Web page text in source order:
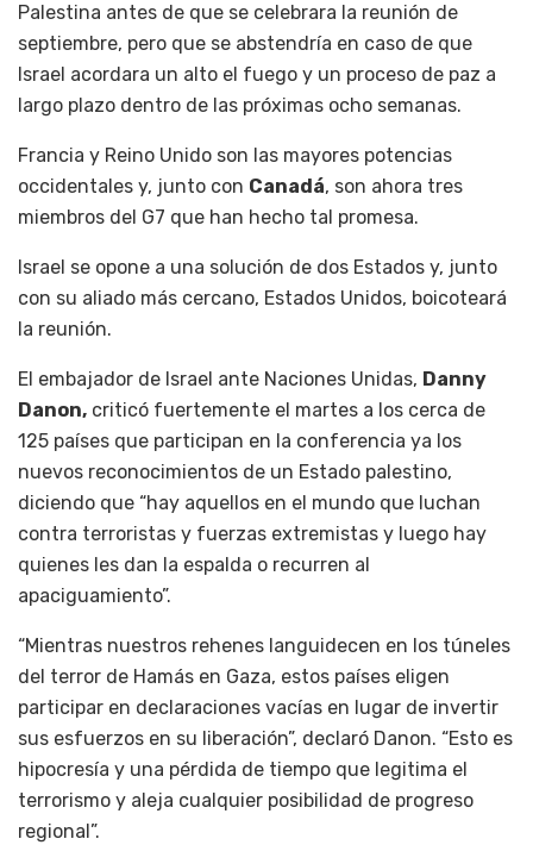
Palestina antes de que se celebrara la reunión de
septiembre, pero que se abstendría en caso de que
Israel acordara un alto el fuego y un proceso de paz a
largo plazo dentro de las próximas ocho semanas.
Francia y Reino Unido son las mayores potencias
occidentales y, junto con Canadá, son ahora tres
miembros del G7 que han hecho tal promesa.
Israel se opone a una solución de dos Estados y, junto
con su aliado más cercano, Estados Unidos, boicoteará
la reunión.
El embajador de Israel ante Naciones Unidas, Danny
Danon, criticó fuertemente el martes a los cerca de
125 países que participan en la conferencia ya los
nuevos reconocimientos de un Estado palestino,
diciendo que “hay aquellos en el mundo que luchan
contra terroristas y fuerzas extremistas y luego hay
quienes les dan la espalda o recurren al
apaciguamiento”.
“Mientras nuestros rehenes languidecen en los túneles
del terror de Hamás en Gaza, estos países eligen
participar en declaraciones vacías en lugar de invertir
sus esfuerzos en su liberación”, declaró Danon. “Esto es
hipocresía y una pérdida de tiempo que legitima el
terrorismo y aleja cualquier posibilidad de progreso
regional”.